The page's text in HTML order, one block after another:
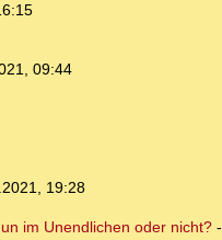
09:44
19:28
im Unendlichen oder nicht?-